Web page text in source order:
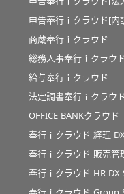
申告奉行ｉクラウド[内
商蔵奉行ｉクラウド
総務人事奉行ｉクラウド
給与奉行ｉクラウド
法定調書奉行ｉクラウド
OFFICE BANKクラウド
奉行ｉクラウド 経理
奉行ｉクラウド 販売管
奉行ｉクラウド HR DX